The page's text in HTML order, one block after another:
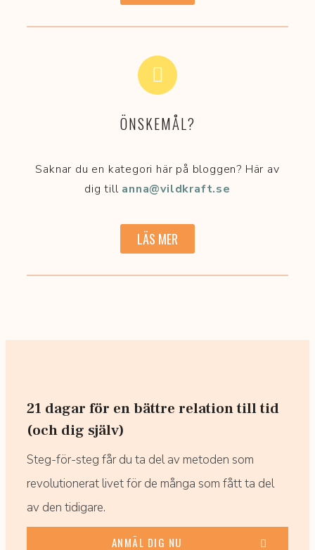
ÖNSKEMÅL?
Saknar du en kategori här på bloggen? Här av
dig till anna@vildkraft.se
LÄS MER
21 dagar för en bättre relation till tid
(och dig själv)
Steg-för-steg får du ta del av metoden som
revolutionerat livet för de många som fått ta del
av den tidigare.
ANMÄL DIG NU